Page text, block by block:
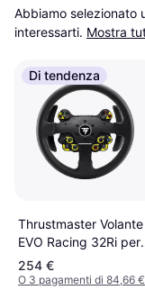
Abbiamo selezionato
interessarti. Mostra
Di tendenza
Thrustmaster Volante
EVO Racing 32Ri per
PC, PlayStation 4,
PlayStation 5, Xbox,
254 €
O 3 pagamenti di 84,66 €